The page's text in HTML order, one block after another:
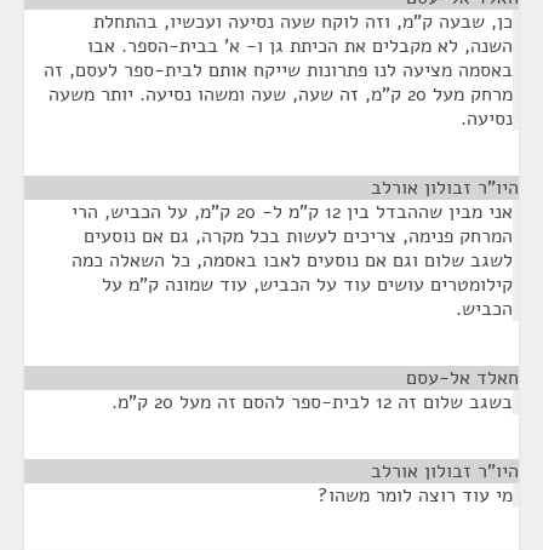
כן, שבעה ק"מ, וזה לוקח שעה נסיעה ועכשיו, בהתחלת
השנה, לא מקבלים את הכיתת גן ו- א' בבית-הספר. אבו
באסמה מציעה לנו פתרונות שייקח אותם לבית-ספר לעסם, זה
מרחק מעל 20 ק"מ, זה שעה, שעה ומשהו נסיעה. יותר משעה
נסיעה.
היו"ר זבולון אורלב
אני מבין שההבדל בין 12 ק"מ ל- 20 ק"מ, על הכביש, הרי
המרחק פנימה, צריכים לעשות בכל מקרה, גם אם נוסעים
לשגב שלום וגם אם נוסעים לאבו באסמה, כל השאלה כמה
קילומטרים עושים עוד על הכביש, עוד שמונה ק"מ על
הכביש.
חאלד אל-עסם
בשגב שלום זה 12 לבית-ספר להסם זה מעל 20 ק"מ.
היו"ר זבולון אורלב
מי עוד רוצה לומר משהו?